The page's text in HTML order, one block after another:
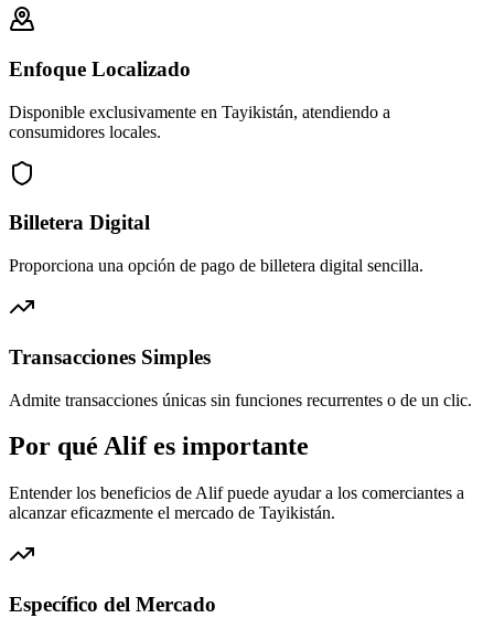
Enfoque Localizado
Disponible exclusivamente en Tayikistán, atendiendo a
consumidores locales.
Billetera Digital
Proporciona una opción de pago de billetera digital sencilla.
Transacciones Simples
Admite transacciones únicas sin funciones recurrentes o de un clic.
Por qué Alif es importante
Entender los beneficios de Alif puede ayudar a los comerciantes a
alcanzar eficazmente el mercado de Tayikistán.
Específico del Mercado